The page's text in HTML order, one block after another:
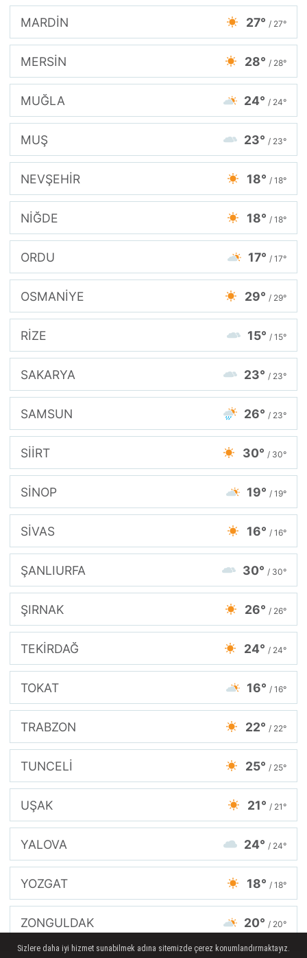
MARDİN 27° / 27°
MERSİN 28° / 28°
MUĞLA 24° / 24°
MUŞ 23° / 23°
NEVŞEHİR 18° / 18°
NİĞDE 18° / 18°
ORDU 17° / 17°
OSMANİYE 29° / 29°
RİZE 15° / 15°
SAKARYA 23° / 23°
SAMSUN 26° / 23°
SİİRT 30° / 30°
SİNOP 19° / 19°
SİVAS 16° / 16°
ŞANLIURFA 30° / 30°
ŞIRNAK 26° / 26°
TEKİRDAĞ 24° / 24°
TOKAT 16° / 16°
TRABZON 22° / 22°
TUNCELİ 25° / 25°
UŞAK 21° / 21°
YALOVA 24° / 24°
YOZGAT 18° / 18°
ZONGULDAK 20° / 20°
Sizlere daha iyi hizmet sunabilmek adına sitemizde çerez konumlandırmaktayız.